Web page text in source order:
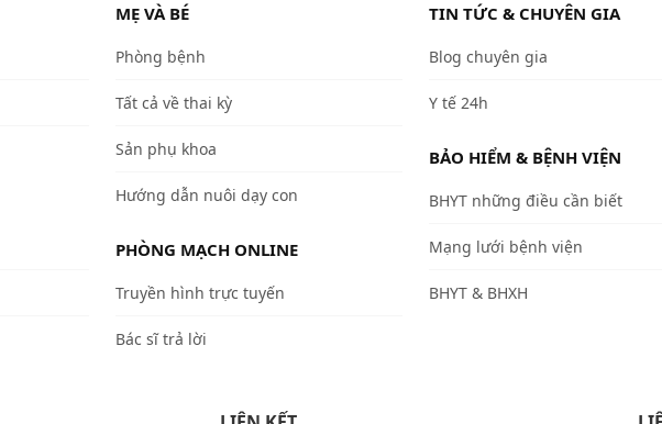
MẸ VÀ BÉ
Phòng bệnh
Tất cả về thai kỳ
Sản phụ khoa
Hướng dẫn nuôi dạy con
PHÒNG MẠCH ONLINE
Truyền hình trực tuyến
Bác sĩ trả lời
TIN TỨC & CHUYÊN GIA
Blog chuyên gia
Y tế 24h
BẢO HIỂM & BỆNH VIỆN
BHYT những điều cần biết
Mạng lưới bệnh viện
BHYT & BHXH